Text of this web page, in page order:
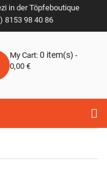
in der Töpfeboutique
8153 98 40 86
My Cart: 0 item(s) -
0,00 €